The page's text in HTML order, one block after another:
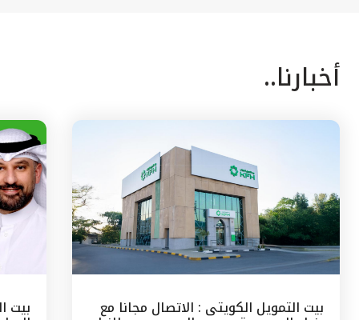
أخبارنا..
بيت التمويل الكويتى : الاتصال مجانا مع بيت